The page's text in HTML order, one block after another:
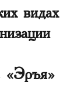
видах
«Эръя»